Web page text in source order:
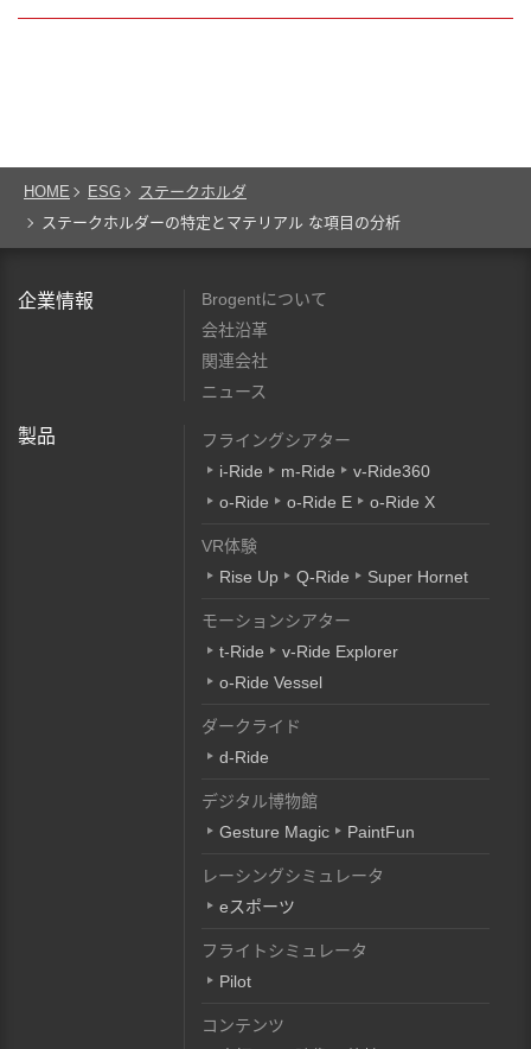
HOME ESG
ステークホルダ
ステークホルダーの特定とマテリアル な項目の分析
企業情報
Brogentについて
会社沿革
関連会社
ニュース
製品
フライングシアター
i-Ride
m-Ride
v-Ride360
o-Ride
o-Ride E o-Ride X
VR体験
Rise Up
Q-Ride Super Hornet
モーションシアター
t-Ride
v-Ride Explorer
o-Ride Vessel
ダークライド
d-Ride
デジタル博物館
Gesture Magic
PaintFun
レーシングシミュレータ
eスポーツ
フライトシミュレータ
Pilot
コンテンツ